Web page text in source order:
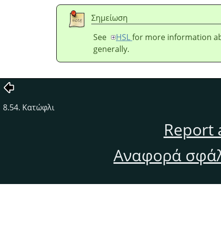
Σημείωση
See
HSLfor more information
generally.
8.54. Κατώφλι
Report
Αναφορά